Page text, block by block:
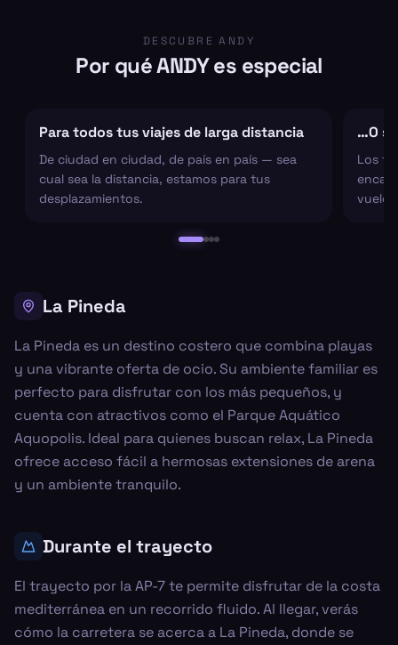
DESCUBRE ANDY
Por qué ANDY es especial
Para todos tus viajes de larga distancia
De ciudad en ciudad, de país en país — sea
cual sea la distancia, estamos para tus
desplazamientos.
…O
Los
vuelo
La Pineda
La Pineda es un destino costero que combina playas
y una vibrante oferta de ocio. Su ambiente familiar es
perfecto para disfrutar con los más pequeños, y
cuenta con atractivos como el Parque Aquático
Aquopolis. Ideal para quienes buscan relax, La Pineda
ofrece acceso fácil a hermosas extensiones de arena
y un ambiente tranquilo.
Durante el trayecto
El trayecto por la AP-7 te permite disfrutar de la costa
mediterránea en un recorrido fluido. Al llegar, verás
cómo la carretera se acerca a La Pineda, donde se